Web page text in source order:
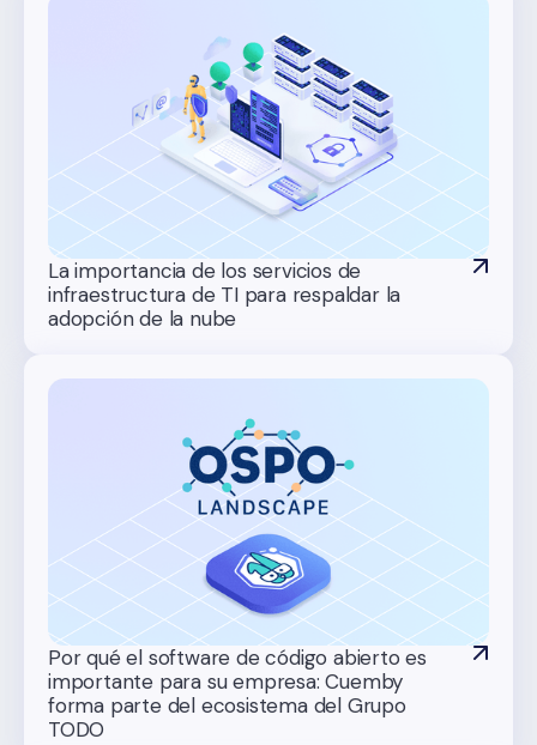
La importancia de los servicios de
infraestructura de TI para respaldar la
adopción de la nube
Por qué el software de código abierto es
importante para su empresa: Cuemby
forma parte del ecosistema del Grupo
TODO